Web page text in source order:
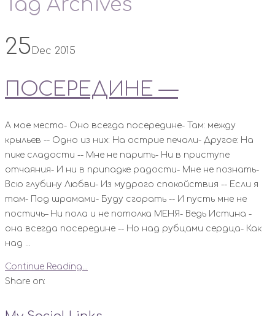
Tag Archives
25 Dec 2015
ПОСЕРЕДИНЕ —
А мое место- Оно всегда посередине- Там: между
крыльев -- Одно из них: На острие печали- Другое: На
пике сладости -- Мне не парить- Ни в приступе
отчаяния- И ни в припадке радости- Мне не познать-
Всю глубину Любви- Из мудрого спокойствия -- Если я
там- Под шрамами- Буду сгорать -- И пусть мне не
постичь– Ни пола и не потолка МЕНЯ- Ведь Истина -
она всегда посередине -- Но над рубцами сердца- Как
над ...
Continue Reading...
Share on: